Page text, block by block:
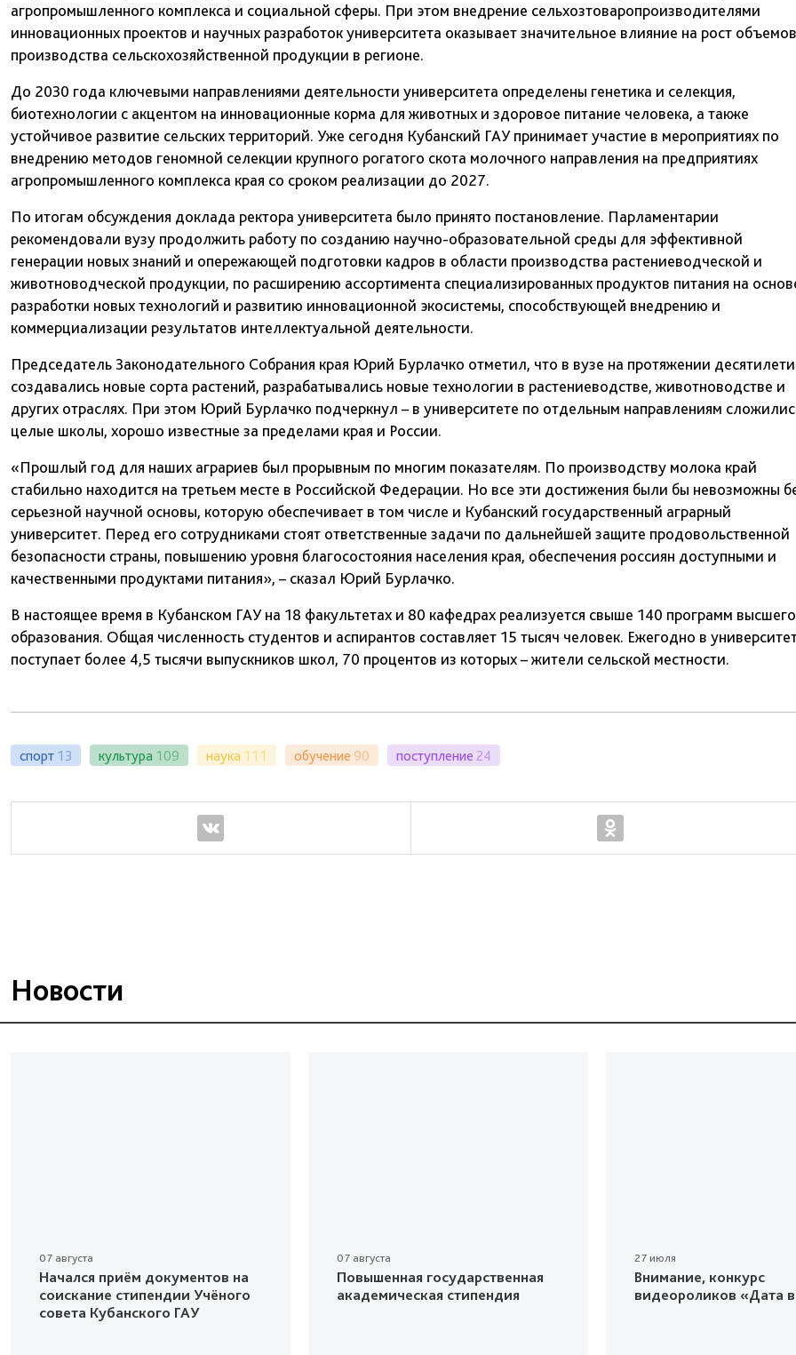
агропромышленного комплекса и социальной сферы. При этом внедрение сельхозтоваропроизводителями
инновационных проектов и научных разработок университета оказывает значительное влияние на рост объемов
производства сельскохозяйственной продукции в регионе.
До 2030 года ключевыми направлениями деятельности университета определены генетика и селекция,
биотехнологии с акцентом на инновационные корма для животных и здоровое питание человека, а также
устойчивое развитие сельских территорий. Уже сегодня Кубанский ГАУ принимает участие в мероприятиях по
внедрению методов геномной селекции крупного рогатого скота молочного направления на предприятиях
агропромышленного комплекса края со сроком реализации до 2027.
По итогам обсуждения доклада ректора университета было принято постановление. Парламентарии
рекомендовали вузу продолжить работу по созданию научно-образовательной среды для эффективной
генерации новых знаний и опережающей подготовки кадров в области производства растениеводческой и
животноводческой продукции, по расширению ассортимента специализированных продуктов питания на
разработки новых технологий и развитию инновационной экосистемы, способствующей внедрению и
коммерциализации результатов интеллектуальной деятельности.
Председатель Законодательного Собрания края Юрий Бурлачко отметил, что в вузе на протяжении
создавались новые сорта растений, разрабатывались новые технологии в растениеводстве, животноводстве и
других отраслях. При этом Юрий Бурлачко подчеркнул – в университете по отдельным направлениям
целые школы, хорошо известные за пределами края и России.
«Прошлый год для наших аграриев был прорывным по многим показателям. По производству молока край
стабильно находится на третьем месте в Российской Федерации. Но все эти достижения были бы невозможны
серьезной научной основы, которую обеспечивает в том числе и Кубанский государственный аграрный
университет. Перед его сотрудниками стоят ответственные задачи по дальнейшей защите продовольственной
безопасности страны, повышению уровня благосостояния населения края, обеспечения россиян доступными и
качественными продуктами питания», – сказал Юрий Бурлачко.
В настоящее время в Кубанском ГАУ на 18 факультетах и 80 кафедрах реализуется свыше 140 программ высшего
образования. Общая численность студентов и аспирантов составляет 15 тысяч человек. Ежегодно в
поступает более 4,5 тысячи выпускников школ, 70 процентов из которых – жители сельской местности.
спорт 13 культура 109 наука 111 обучение 90 поступление 24
Новости
07 августа
Начался приём документов на
соискание стипендии Учёного
совета Кубанского ГАУ
07 августа
Повышенная государственная
академическая стипендия
27 июля
Внимание, конкурс
видеороликов «Дата